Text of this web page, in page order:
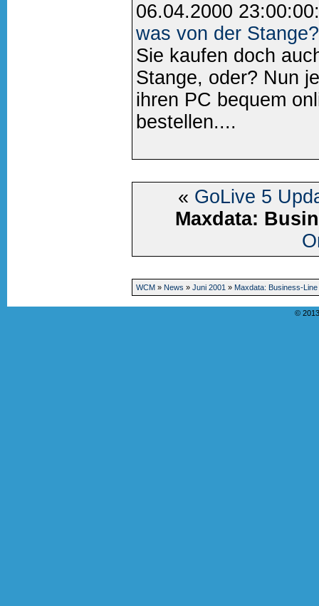
06.04.2000
was von der Stange?
Sie kaufen doch
Stange, oder? Nun
ihren PC bequem
bestellen....
« GoLive 5
Maxdata:
WCM » News » Juni 2001 » Maxdata: Business-Line
©